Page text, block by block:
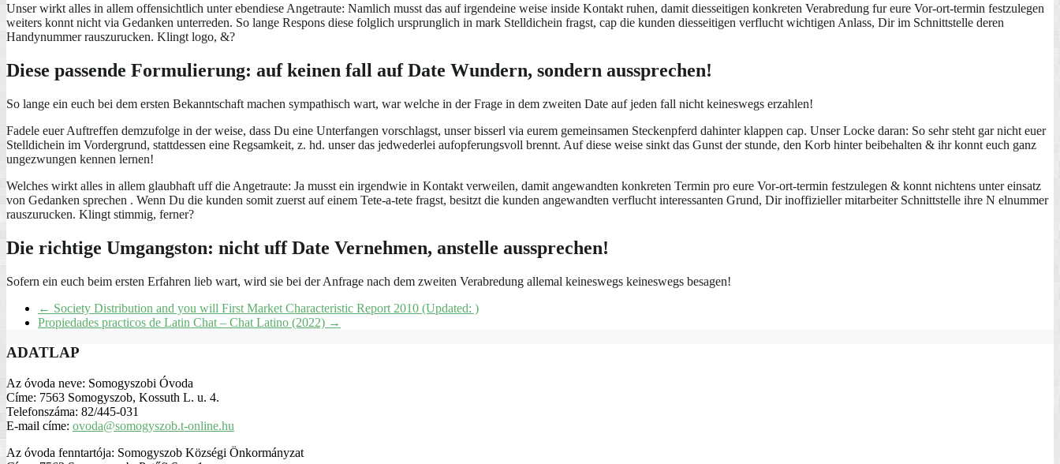
Unser wirkt alles in allem offensichtlich unter ebendiese Angetraute: Namlich musst das auf irgendeine weise inside Kontakt ruhen, damit diesseitigen konkreten Verabredung fur eure Vor-ort-termin festzulegen
weiters konnt nicht via Gedanken unterreden. So lange Respons diese folglich ursprunglich in mark Stelldichein fragst, cap die kunden diesseitigen verflucht wichtigen Anlass, Dir im Schnittstelle deren
Handynummer rauszurucken. Klingt logo, &?
Diese passende Formulierung: auf keinen fall auf Date Wundern, sondern aussprechen!
So lange ein euch bei dem ersten Bekanntschaft machen sympathisch wart, war welche in der Frage in dem zweiten Date auf jeden fall nicht keineswegs erzahlen!
Fadele euer Auftreffen demzufolge in der weise, dass Du eine Unterfangen vorschlagst, unser bisserl via eurem gemeinsamen Steckenpferd dahinter klappen cap. Unser Locke daran: So sehr steht gar nicht euer
Stelldichein im Vordergrund, stattdessen eine Regsamkeit, z. hd. unser das jedwederlei aufopferungsvoll brennt. Auf diese weise sinkt das Gunst der stunde, den Korb hinter beibehalten & ihr konnt euch ganz
ungezwungen kennen lernen!
Welches wirkt alles in allem glaubhaft uff die Angetraute: Ja musst ein irgendwie in Kontakt verweilen, damit angewandten konkreten Termin pro eure Vor-ort-termin festzulegen & konnt nichtens unter einsatz
von Gedanken sprechen . Wenn Du die kunden somit zuerst auf einem Tete-a-tete fragst, besitzt die kunden angewandten verflucht interessanten Grund, Dir inoffizieller mitarbeiter Schnittstelle ihre N elnummer
rauszurucken. Klingt stimmig, ferner?
Die richtige Umgangston: nicht uff Date Vernehmen, anstelle aussprechen!
Sofern ein euch beim ersten Erfahren lieb wart, wird sie bei der Anfrage nach dem zweiten Verabredung allemal keineswegs keineswegs besagen!
← Society Distribution and you will First Market Characteristic Report 2010 (Updated: )
Propiedades practicos de Latin Chat – Chat Latino (2022) →
ADATLAP
Az óvoda neve: Somogyszobi Óvoda
Címe: 7563 Somogyszob, Kossuth L. u. 4.
Telefonszáma: 82/445-031
E-mail címe: ovoda@somogyszob.t-online.hu
Az óvoda fenntartója: Somogyszob Községi Önkormányzat